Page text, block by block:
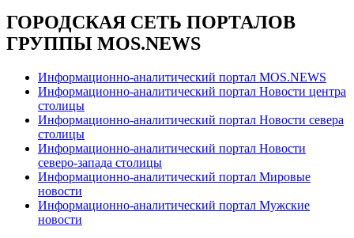
ГОРОДСКАЯ СЕТЬ ПОРТАЛОВ
ГРУППЫ MOS.NEWS
Информационно-аналитический портал MOS.NEWS
Информационно-аналитический портал Новости центра
столицы
Информационно-аналитический портал Новости севера
столицы
Информационно-аналитический портал Новости
северо-запада столицы
Информационно-аналитический портал Мировые
новости
Информационно-аналитический портал Мужские
новости